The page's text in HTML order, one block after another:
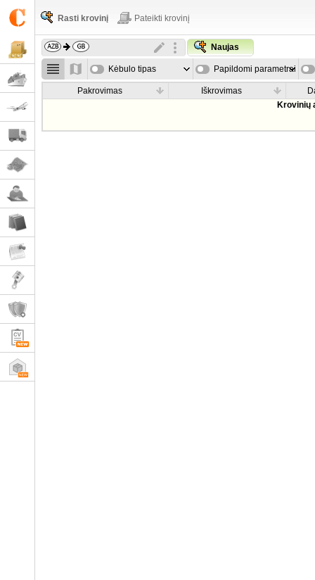
Rasti krovinį Pateikti krovinį
Naujas
Kėbulo tipas Papildomi parametrai
Pakrovimas Iškrovimas
Krovinių